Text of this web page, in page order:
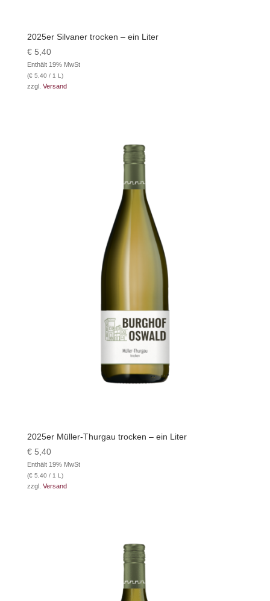
2025er Silvaner trocken – ein Liter
€5,40
Enthält 19% MwSt
(€5,40 / 1 L)
zzgl. Versand
2025er Müller-Thurgau trocken – ein Liter
€5,40
Enthält 19% MwSt
(€5,40 / 1 L)
zzgl. Versand